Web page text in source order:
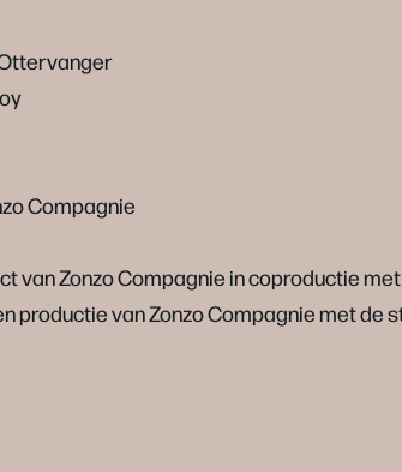
Compagnie
van Zonzo Compagnie in coproductie
productie van Zonzo Compagnie met de